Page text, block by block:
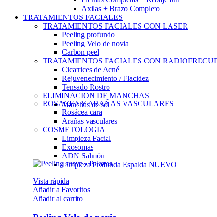
Axilas + Brazo Completo
TRATAMIENTOS FACIALES
TRATAMIENTOS FACIALES CON LASER
Peeling profundo
Peeling Velo de novia
Carbon peel
TRATAMIENTOS FACIALES CON
Cicatrices de Acné
Rejuvenecimiento / Flacidez
Tensado Rostro
ELIMINACION DE MANCHAS
Manchas de sol
ROSACEA Y ARAÑAS VASCULARES
Rosácea cara
Arañas vasculares
COSMETOLOGIA
Limpieza Facial
Exosomas
ADN Salmón
Limpieza Profunda Espalda NUEVO
Vista rápida
Añadir a Favoritos
Añadir al carrito